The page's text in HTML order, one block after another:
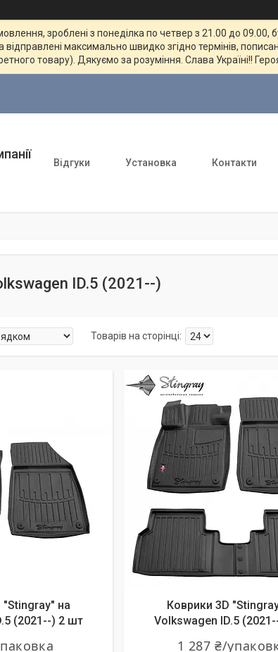
зроблені з понеділка по четвер з 21.00 до 09.00,
відправлені максимально швидко згідно термінів,
товару). Дякуємо за розуміння. Слава Україні!!
Відгуки Установка Контакти
ID.5 (2021--)
"Stingray" на
(2021--) 2 шт
Коврики 3D
Volkswagen ID.5
1 287 ₴/